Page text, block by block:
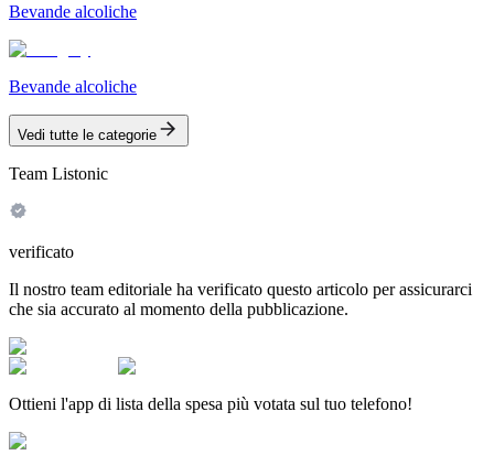
Bevande alcoliche
Bevande alcoliche
Vedi tutte le categorie
Team Listonic
verificato
Il nostro team editoriale ha verificato questo articolo per assicurarci
che sia accurato al momento della pubblicazione.
Ottieni l'app di lista della spesa più votata sul tuo telefono!